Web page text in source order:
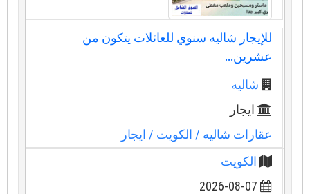
للإيجار شاليه سنوي للعائلات يتكون من
عشرين...
شاليه
ايجار
عقارات شاليه/ الكويت/ ايجار
الكويت
2026-08-07